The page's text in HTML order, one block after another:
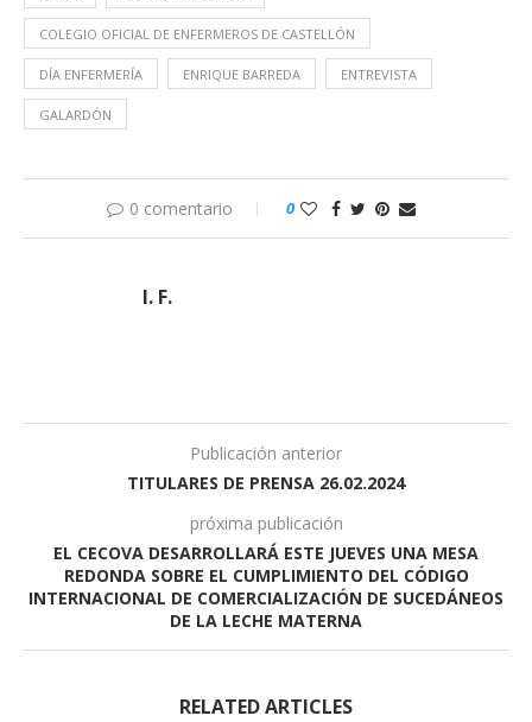
COLEGIO OFICIAL DE ENFERMEROS DE CASTELLÓN
DÍA ENFERMERÍA ENRIQUE BARREDA ENTREVISTA
GALARDÓN
0 comentario 0
I. F.
Publicación anterior
TITULARES DE PRENSA 26.02.2024
próxima publicación
EL CECOVA DESARROLLARÁ ESTE JUEVES UNA MESA
REDONDA SOBRE EL CUMPLIMIENTO DEL CÓDIGO
INTERNACIONAL DE COMERCIALIZACIÓN DE SUCEDÁNEOS
DE LA LECHE MATERNA
RELATED ARTICLES